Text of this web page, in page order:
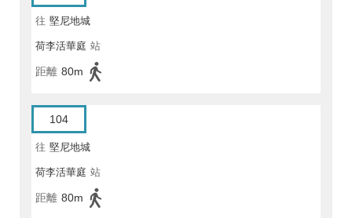
往 堅尼地城
荷李活華庭 站
距離 80m
104
往 堅尼地城
荷李活華庭 站
距離 80m